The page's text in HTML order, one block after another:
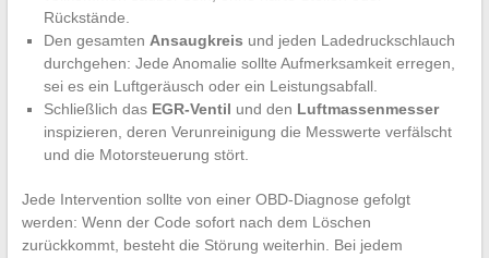
Rückstände.
Den gesamten Ansaugkreis und jeden Ladedruckschlauch
durchgehen: Jede Anomalie sollte Aufmerksamkeit erregen,
sei es ein Luftgeräusch oder ein Leistungsabfall.
Schließlich das EGR-Ventil und den Luftmassenmesser
inspizieren, deren Verunreinigung die Messwerte verfälscht
und die Motorsteuerung stört.
Jede Intervention sollte von einer OBD-Diagnose gefolgt
werden: Wenn der Code sofort nach dem Löschen
zurückkommt, besteht die Störung weiterhin. Bei jedem